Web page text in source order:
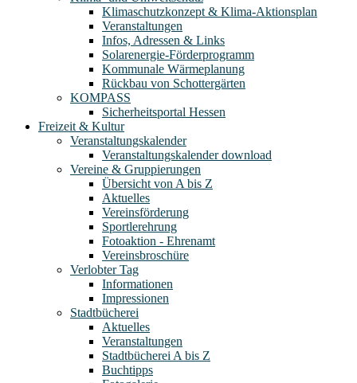
Klimaschutzkonzept & Klima-Aktionsplan
Veranstaltungen
Infos, Adressen & Links
Solarenergie-Förderprogramm
Kommunale Wärmeplanung
Rückbau von Schottergärten
KOMPASS
Sicherheitsportal Hessen
Freizeit & Kultur
Veranstaltungskalender
Veranstaltungskalender download
Vereine & Gruppierungen
Übersicht von A bis Z
Aktuelles
Vereinsförderung
Sportlerehrung
Fotoaktion - Ehrenamt
Vereinsbroschüre
Verlobter Tag
Informationen
Impressionen
Stadtbücherei
Aktuelles
Veranstaltungen
Stadtbücherei A bis Z
Buchtipps